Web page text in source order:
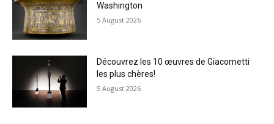
Washington
5 August 2026
Découvrez les 10 œuvres de Giacometti
les plus chères!
5 August 2026